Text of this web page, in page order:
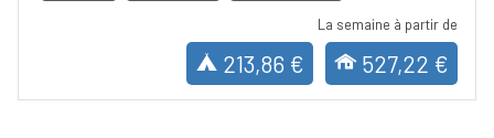
La semaine à partir de
213,86 € 527,22 €